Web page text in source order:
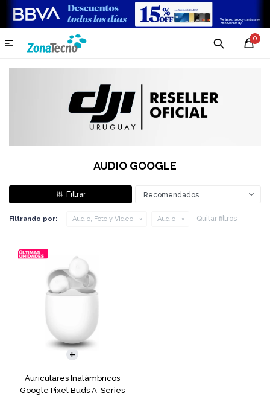
0

AUDIO GOOGLE
Recomendados
Filtrando por: Audio, Foto y Video Audio Quitar filtros
Auriculares Inalámbricos
Google Pixel Buds A-Series